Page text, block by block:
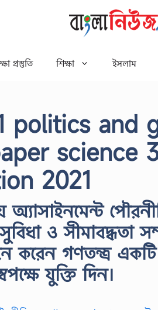
প্রস্তুতি শিক্ষা ইসলাম
politics and
science
2021
অ্যাসাইনমেন্ট
ও সীমাবদ্ধতা
করেন গণতন্ত্র
যুক্তি দিন।